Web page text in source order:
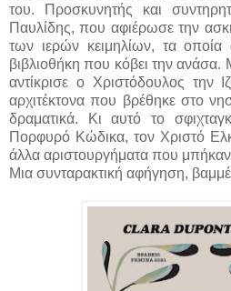
του. Προσκυνητής και
Παυλίδης, που αφιέρωσε την
των ιερών κειμηλίων, τα οποία
βιβλιοθήκη που κόβει την ανάσα.
αντίκρισε ο Χριστόδουλος την
αρχιτέκτονα που βρέθηκε στο
δραματικά. Κι αυτό το
Πορφυρό Κώδικα, τον Χριστό
άλλα αριστουργήματα που
Μια συνταρακτική αφήγηση,